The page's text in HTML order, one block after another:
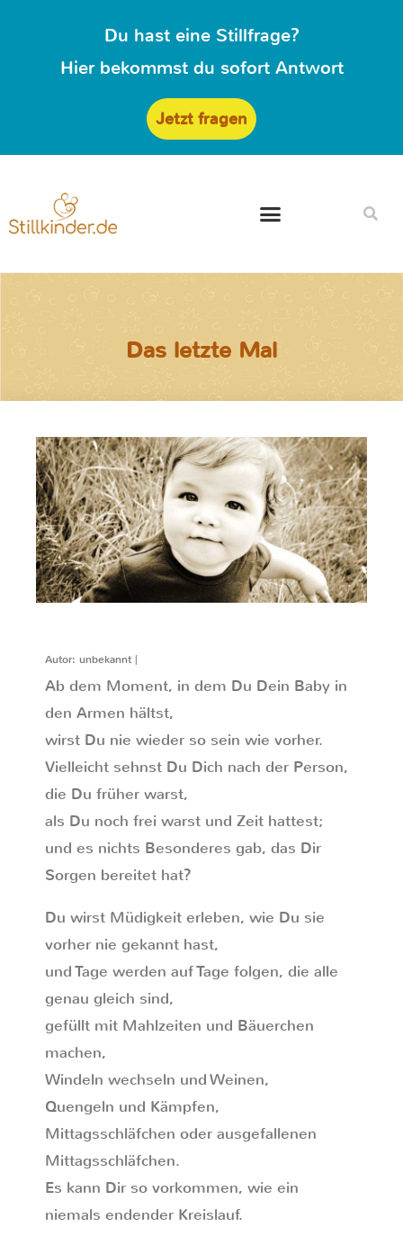
Du hast eine Stillfrage?
Hier bekommst du sofort Antwort
Jetzt fragen
Das letzte Mal
Autor: unbekannt |
Ab dem Moment, in dem Du Dein Baby in
den Armen hältst,
wirst Du nie wieder so sein wie vorher.
Vielleicht sehnst Du Dich nach der Person,
die Du früher warst,
als Du noch frei warst und Zeit hattest;
und es nichts Besonderes gab, das Dir
Sorgen bereitet hat?
Du wirst Müdigkeit erleben, wie Du sie
vorher nie gekannt hast,
und Tage werden auf Tage folgen, die alle
genau gleich sind,
gefüllt mit Mahlzeiten und Bäuerchen
machen,
Windeln wechseln und Weinen,
Quengeln und Kämpfen,
Mittagsschläfchen oder ausgefallenen
Mittagsschläfchen.
Es kann Dir so vorkommen, wie ein
niemals endender Kreislauf.